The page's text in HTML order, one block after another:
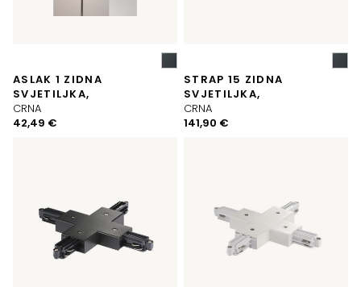
ASLAK 1 ZIDNA
SVJETILJKA,
CRNA
42,49 €
STRAP 15 ZIDNA
SVJETILJKA,
CRNA
141,90 €